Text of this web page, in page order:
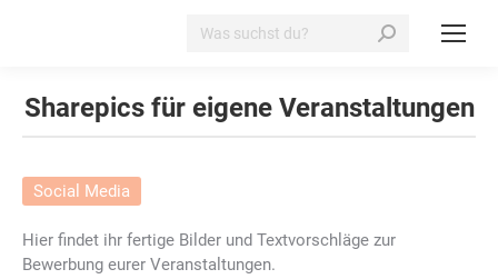
Search:
Sharepics für eigene Veranstaltungen
Social Media
Hier findet ihr fertige Bilder und Textvorschläge zur
Bewerbung eurer Veranstaltungen.